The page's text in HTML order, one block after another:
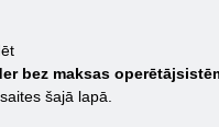
bez maksas
šajā lapā.